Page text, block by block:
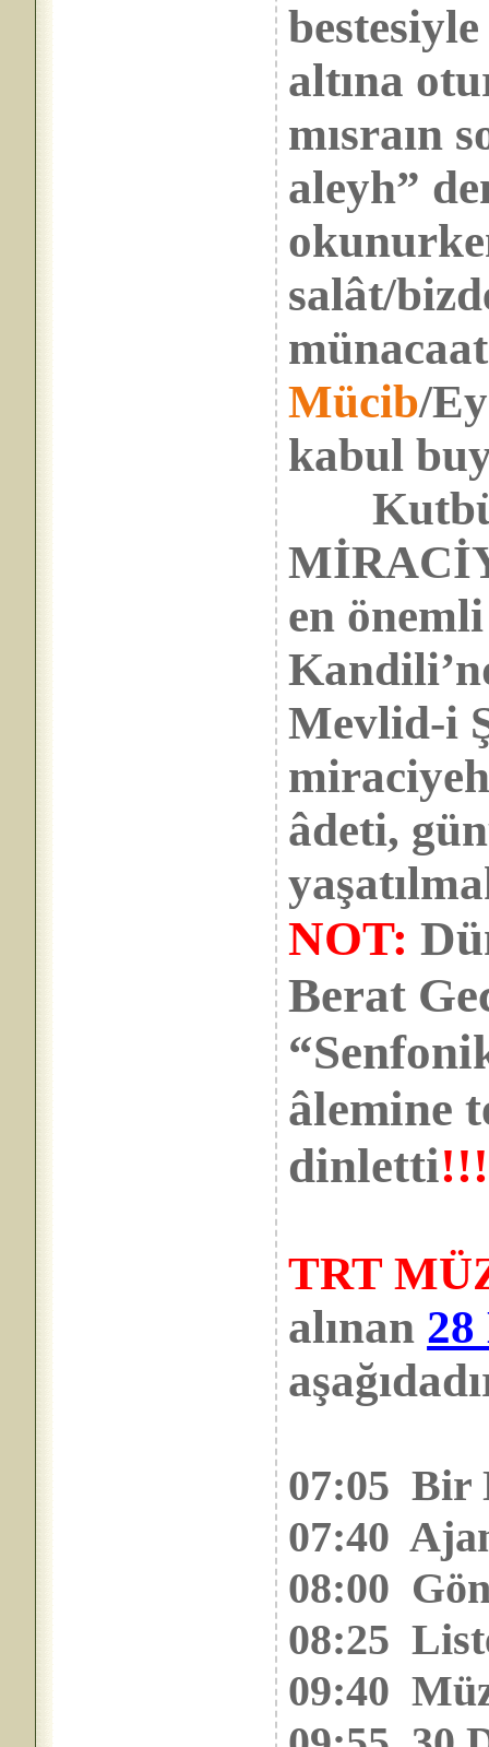
altına
mısraın
aleyh”
salât/
Mücib/
kabul
en
Mevlid-i
âdeti,
NOT:
Berat
âlemine
dinletti
TRT
alınan 28
07:05 Bir
07:40
08:00
08:25
09:40